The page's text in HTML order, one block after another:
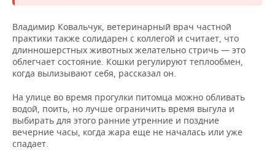
Владимир Ковальчук, ветеринарный врач частной
практики также солидарен с коллегой и считает, что
длинношерстных животных желательно стричь — это
облегчает состояние. Кошки регулируют теплообмен,
когда вылизывают себя, рассказал он.
На улице во время прогулки питомца можно обливать
водой, поить, но лучше ограничить время выгула и
выбирать для этого ранние утренние и поздние
вечерние часы, когда жара еще не началась или уже
спадает.